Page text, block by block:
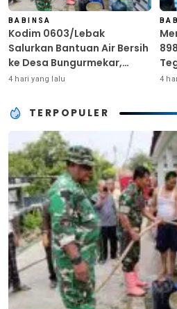
BABINSA
Kodim 0603/Lebak
Salurkan Bantuan Air Bersih
ke Desa Bungurmekar,
Ringankan Beban Warga
4 hari yang lalu 4
TERPOPULER